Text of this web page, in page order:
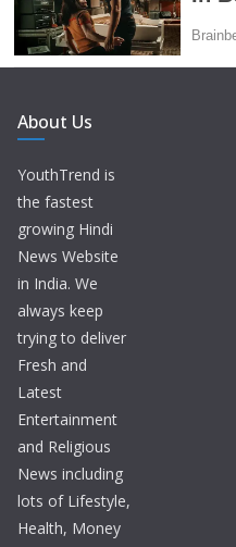
About Us
YouthTrend is
the fastest
growing Hindi
News Website
in India. We
always keep
trying to deliver
Fresh and
Latest
Entertainment
and Religious
News including
lots of Lifestyle,
Health, Money